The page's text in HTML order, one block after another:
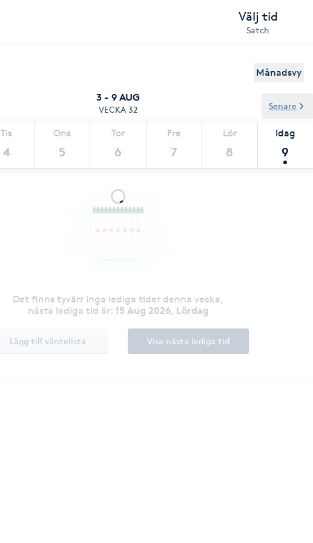
Välj tid
Satch
Månadsvy
3 - 9 AUG
VECKA 32
Tis
4
Ons
5
Tor
6
Fre
7
Lör
8
Idag
9
Senare
Det finns tyvärr inga lediga tider denna vecka,
nästa lediga tid är: 15 Aug 2026, Lördag
Lägg till väntelista Visa nästa lediga tid